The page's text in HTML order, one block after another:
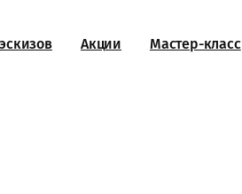
Акции Мастер-класс